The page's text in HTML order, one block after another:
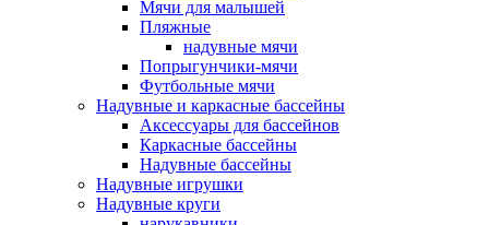
Мячи для малышей
Пляжные
надувные мячи
Попрыгунчики-мячи
Футбольные мячи
Надувные и каркасные бассейны
Аксессуары для бассейнов
Каркасные бассейны
Надувные бассейны
Надувные игрушки
Надувные круги